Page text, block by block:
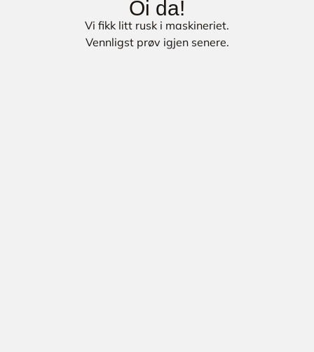
Oi da!
Vi fikk litt rusk i maskineriet.
Vennligst prøv igjen senere.